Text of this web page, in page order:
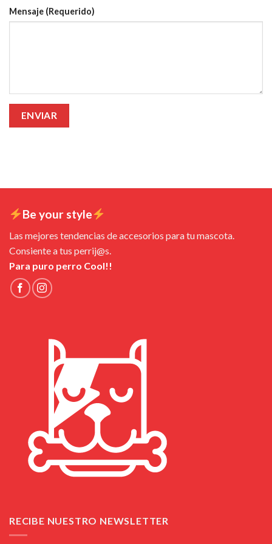
Mensaje (Requerido)
Be your style
Las mejores tendencias de accesorios para tu mascota.
Consiente a tus perrij@s.
Para puro perro Cool!!
RECIBE NUESTRO NEWSLETTER